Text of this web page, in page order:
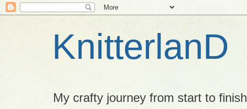
KnitterlanD
My crafty journey from start to finish